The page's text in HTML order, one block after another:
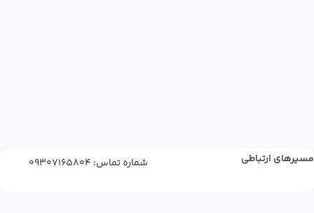
مسیرهای ارتباطی شماره تماس: 09307165804